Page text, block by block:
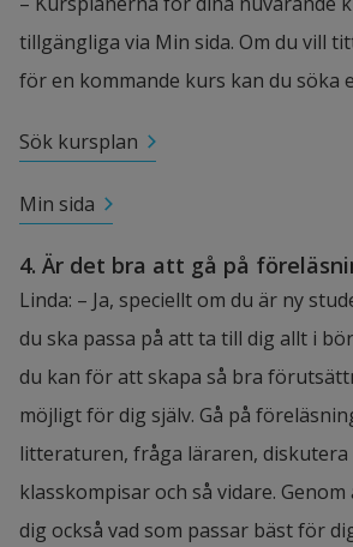
tillgängliga via Min sida. Om du vill
för en kommande kurs kan du söka
Sök kursplan
Min sida
4. Är det bra att gå på
Linda: – Ja, speciellt om du är ny
du ska passa på att ta till dig allt i
du kan för att skapa så bra
möjligt för dig själv. Gå på
litteraturen, fråga läraren, diskutera
klasskompisar och så vidare.
dig också vad som passar bäst för